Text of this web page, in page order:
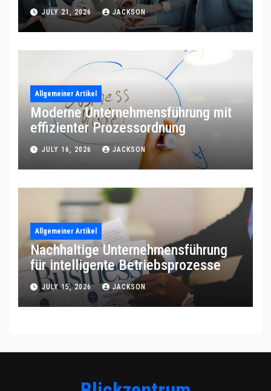
JULY 21, 2026 JACKSON
Allgemeiner Artikel
Moderne Unternehmensführung mit
effizienter Prozessordnung
JULY 16, 2026 JACKSON
Allgemeiner Artikel
Nachhaltige Unternehmensführung
für intelligente Betriebsprozesse
JULY 15, 2026 JACKSON